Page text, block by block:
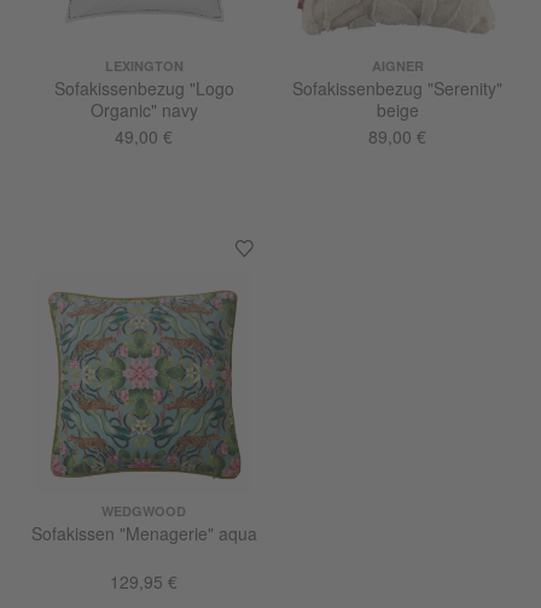
LEXINGTON
Sofakissenbezug "Logo
Organic" navy
49,00 €
AIGNER
Sofakissenbezug "Serenity"
beige
89,00 €
WEDGWOOD
Sofakissen "Menagerie" aqua
129,95 €